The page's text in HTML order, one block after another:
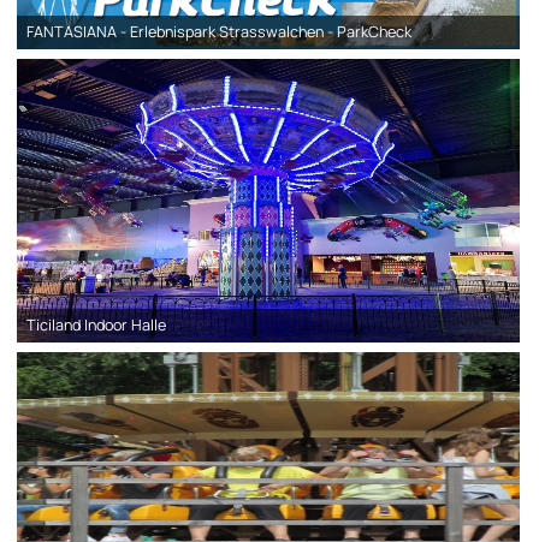
FANTASIANA - Erlebnispark Strasswalchen - ParkCheck
Ticiland Indoor Halle